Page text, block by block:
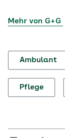
Mehr von G+G
Ambulant
Pflege